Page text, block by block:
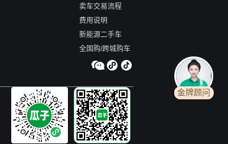
卖车交易流程
费用说明
新能源二手车
全国购/跨城购车
金牌顾问